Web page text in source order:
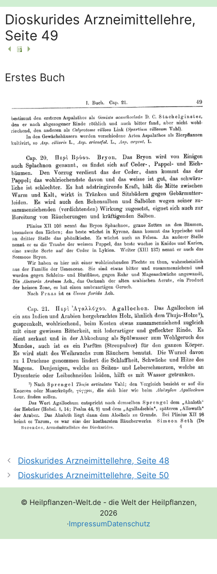
Dioskurides Arzneimittellehre,
Seite 49
Erstes Buch
Dioskurides Arzneimittellehre, Seite 48
Dioskurides Arzneimittellehre, Seite 50
© Heilpflanzen-Welt.de - die Welt der Heilpflanzen,
2026
·ImpressumDatenschutz